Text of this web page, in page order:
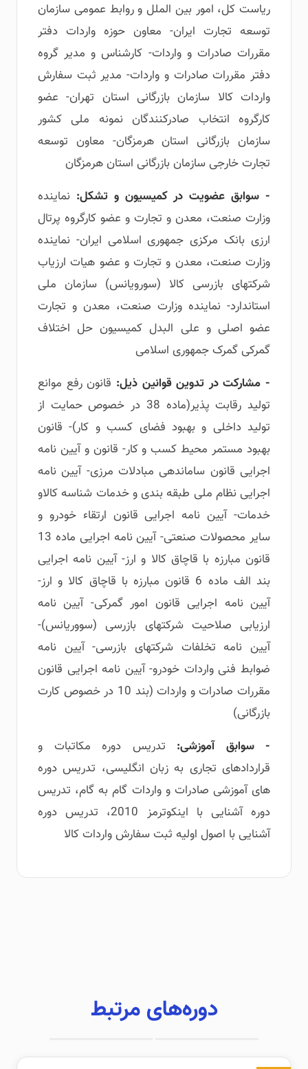
ریاست کل، امور بین الملل و روابط عمومی سازمان
توسعه تجارت ایران- معاون حوزه واردات دفتر
مقررات صادرات و واردات- کارشناس و مدیر گروه
دفتر مقررات صادرات و واردات- مدیر ثبت سفارش
واردات کالا سازمان بازرگانی استان تهران- عضو
کارگروه انتخاب صادرکنندگان نمونه ملی کشور
سازمان بازرگانی استان هرمزگان- معاون توسعه
تجارت خارجی سازمان بازرگانی استان هرمزگان
- سوابق عضویت در کمیسیون و تشکل: نماینده
وزارت صنعت، معدن و تجارت و عضو کارگروه پرتال
ارزی بانک مرکزی جمهوری اسلامی ایران- نماینده
وزارت صنعت، معدن و تجارت و عضو هیات ارزیاب
شرکتهای بازرسی کالا (سورویانس) سازمان ملی
استاندارد- نماینده وزارت صنعت، معدن و تجارت
عضو اصلی و علی البدل کمیسیون حل اختلاف
گمرکی گمرک جمهوری اسلامی
- مشارکت در تدوین قوانین ذیل: قانون رفع موانع
تولید رقابت پذیر(ماده 38 در خصوص حمایت از
تولید داخلی و بهبود فضای کسب و کار)- قانون
بهبود مستمر محیط کسب و کار- قانون و آیین نامه
اجرایی قانون ساماندهی مبادلات مرزی- آیین نامه
اجرایی نظام ملی طبقه بندی و خدمات شناسه کالاو
خدمات- آیین نامه اجرایی قانون ارتقاء خودرو و
سایر محصولات صنعتی- آیین نامه اجرایی ماده 13
قانون مبارزه با قاچاق کالا و ارز- آیین نامه اجرایی
بند الف ماده 6 قانون مبارزه با قاچاق کالا و ارز-
آیین نامه اجرایی قانون امور گمرکی- آیین نامه
ارزیابی صلاحیت شرکتهای بازرسی (سووریانس)-
آیین نامه تخلفات شرکتهای بازرسی- آیین نامه
ضوابط فنی واردات خودرو- آیین نامه اجرایی قانون
مقررات صادرات و واردات (بند 10 در خصوص کارت
بازرگانی)
- سوابق آموزشی: تدریس دوره مکاتبات و
قراردادهای تجاری به زبان انگلیسی، تدریس دوره
های آموزشی صادرات و واردات گام به گام، تدریس
دوره آشنایی با اینکوترمز 2010، تدریس دوره
آشنایی با اصول اولیه ثبت سفارش واردات کالا
دوره‌های مرتبط